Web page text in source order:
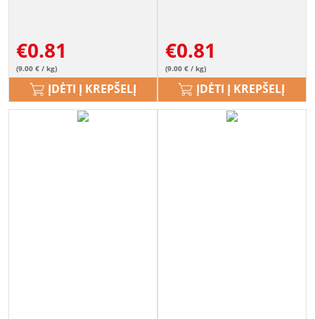
€0.81
(9.00 € / kg)
ĮDĖTI Į KREPŠELĮ
€0.81
(9.00 € / kg)
ĮDĖTI Į KREPŠELĮ